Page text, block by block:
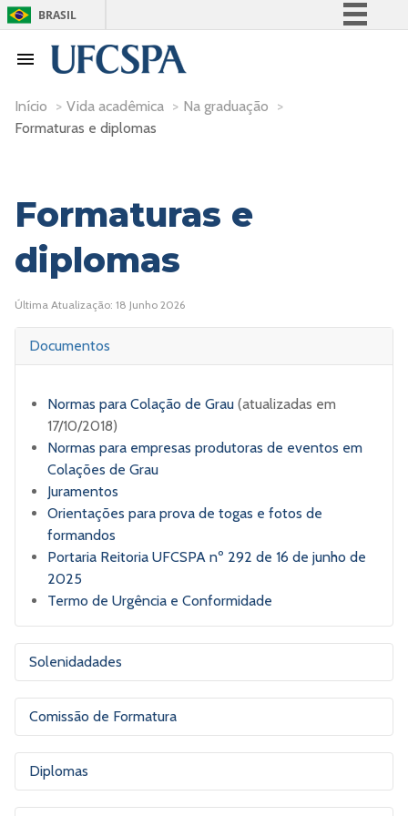
BRASIL
Participe
Início > Vida acadêmica > Na graduação >
Formaturas e diplomas
Formaturas e
diplomas
Última Atualização: 18 Junho 2026
Documentos
Normas para Colação de Grau (atualizadas em
17/10/2018)
Normas para empresas produtoras de eventos em
Colações de Grau
Juramentos
Orientações para prova de togas e fotos de
formandos
Portaria Reitoria UFCSPA nº 292 de 16 de junho de
2025
Termo de Urgência e Conformidade
Solenidadades
Colação de Grau
Para mais informações:
Comissão de Formatura
formandos perante a UFCSPA e promove a
comunicação entre a turma, a Coordenação do Curso, a
Diplomas